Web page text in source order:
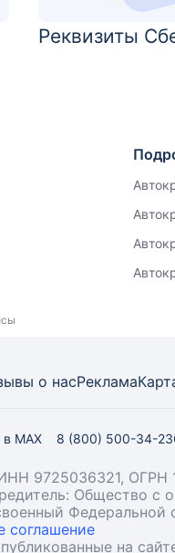
Реквизиты
о насРеклама
MAX 8 (800) 500-34-23
9725036321, ОГРН
Общество
соглашение
на